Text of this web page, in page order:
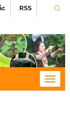
RSS
Toggle